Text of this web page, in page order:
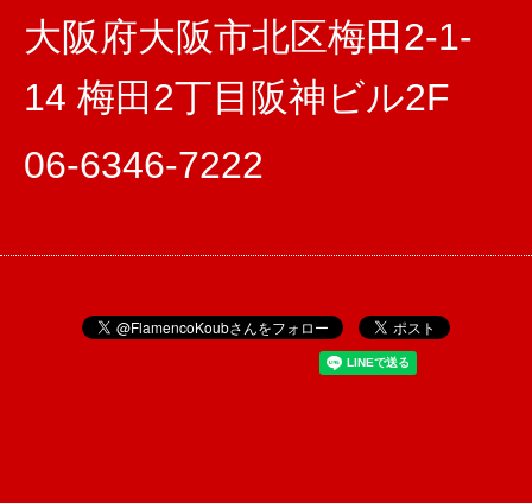
大阪府大阪市北区梅田2-1-
14 梅田2丁目阪神ビル2F
06-6346-7222